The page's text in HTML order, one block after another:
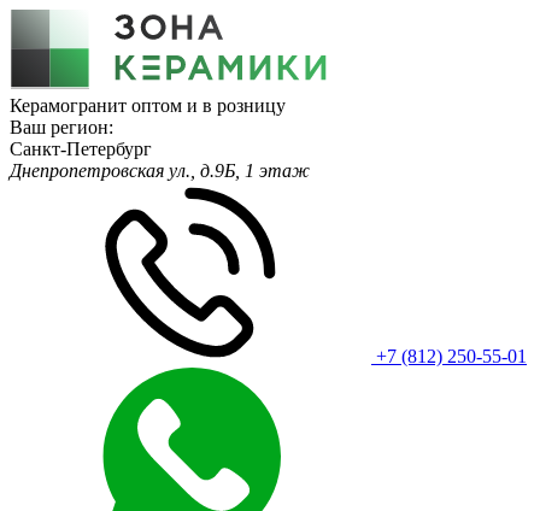
Керамогранит оптом и в розницу
Ваш регион:
Санкт-Петербург
Днепропетровская ул., д.9Б, 1 этаж
+7 (812) 250-55-01